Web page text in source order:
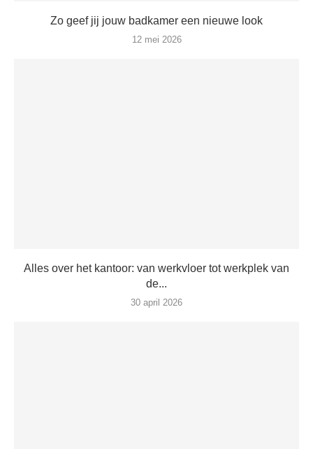
Zo geef jij jouw badkamer een nieuwe look
12 mei 2026
Alles over het kantoor: van werkvloer tot werkplek van
de...
30 april 2026